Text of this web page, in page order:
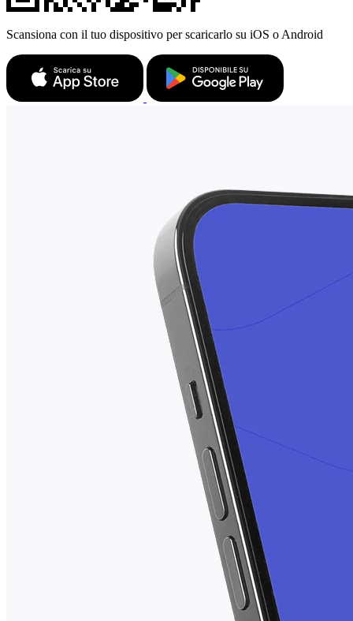
Scansiona con il tuo dispositivo per scaricarlo su iOS o Android